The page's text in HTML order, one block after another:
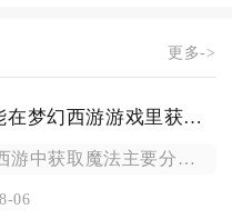
更多->
怎么才能在梦幻西游游戏里获得魔法
在梦幻西游中获取魔法主要分为两大方向，一是直接恢复当前魔法值...
06